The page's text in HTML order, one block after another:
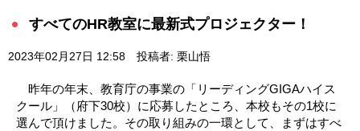
すべてのHR教室に最新式プロジェクター！
2023年02月27日 12:58 投稿者: 栗山悟
昨年の年末、教育庁の事業の「リーディングGIGAハイス
クール」（府下30校）に応募したところ、本校もその1校に
選んで頂けました。その取り組みの一環として、まずはすべ